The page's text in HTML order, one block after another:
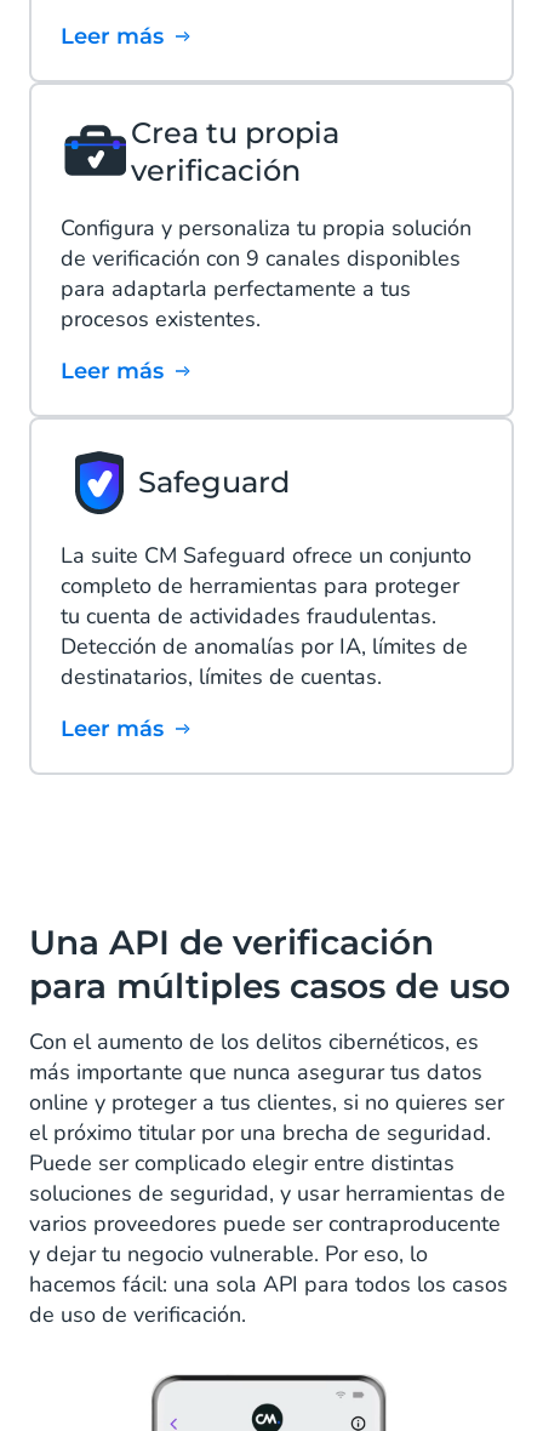
Leer más
Crea tu propia
verificación
Configura y personaliza tu propia solución
de verificación con 9 canales disponibles
para adaptarla perfectamente a tus
procesos existentes.
Leer más
Safeguard
La suite CM Safeguard ofrece un conjunto
completo de herramientas para proteger
tu cuenta de actividades fraudulentas.
Detección de anomalías por IA, límites de
destinatarios, límites de cuentas.
Leer más
Una API de verificación
para múltiples casos de uso
Con el aumento de los delitos cibernéticos, es
más importante que nunca asegurar tus datos
online y proteger a tus clientes, si no quieres ser
el próximo titular por una brecha de seguridad.
Puede ser complicado elegir entre distintas
soluciones de seguridad, y usar herramientas de
varios proveedores puede ser contraproducente
y dejar tu negocio vulnerable. Por eso, lo
hacemos fácil: una sola API para todos los casos
de uso de verificación.